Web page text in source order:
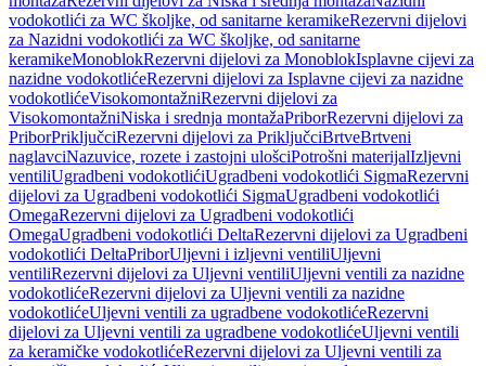
vodokotlići za WC školjke, od sanitarne keramikeRezervni dijelovi
za Nazidni vodokotlići za WC školjke, od sanitarne
keramikeMonoblokRezervni dijelovi za MonoblokIsplavne cijevi za
nazidne vodokotlićeRezervni dijelovi za Isplavne cijevi za nazidne
vodokotlićeVisokomontažniRezervni dijelovi za
VisokomontažniNiska i srednja montažaPriborRezervni dijelovi za
PriborPriključciRezervni dijelovi za PriključciBrtveBrtveni
naglavciNazuvice, rozete i zastojni ulošciPotrošni materijalIzljevni
ventiliUgradbeni vodokotlićiUgradbeni vodokotlići SigmaRezervni
dijelovi za Ugradbeni vodokotlići SigmaUgradbeni vodokotlići
OmegaRezervni dijelovi za Ugradbeni vodokotlići
OmegaUgradbeni vodokotlići DeltaRezervni dijelovi za Ugradbeni
vodokotlići DeltaPriborUljevni i izljevni ventiliUljevni
ventiliRezervni dijelovi za Uljevni ventiliUljevni ventili za nazidne
vodokotlićeRezervni dijelovi za Uljevni ventili za nazidne
vodokotlićeUljevni ventili za ugradbene vodokotlićeRezervni
dijelovi za Uljevni ventili za ugradbene vodokotlićeUljevni ventili
za keramičke vodokotlićeRezervni dijelovi za Uljevni ventili za